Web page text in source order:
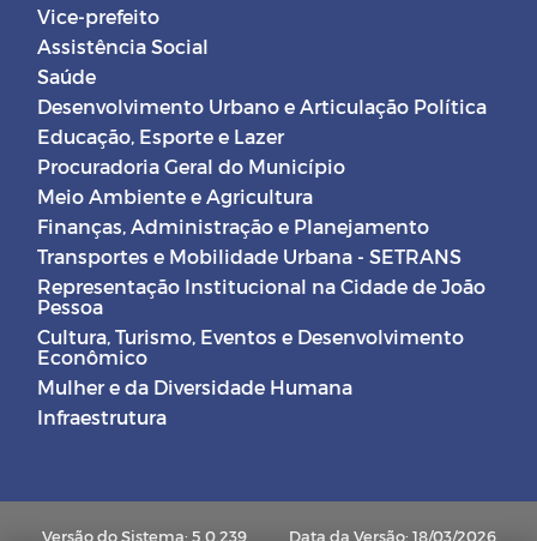
Vice-prefeito
Assistência Social
Saúde
Desenvolvimento Urbano e Articulação Política
Educação, Esporte e Lazer
Procuradoria Geral do Município
Meio Ambiente e Agricultura
Finanças, Administração e Planejamento
Transportes e Mobilidade Urbana - SETRANS
Representação Institucional na Cidade de João
Pessoa
Cultura, Turismo, Eventos e Desenvolvimento
Econômico
Mulher e da Diversidade Humana
Infraestrutura
Versão do Sistema: 5.0.239 Data da Versão: 18/03/2026